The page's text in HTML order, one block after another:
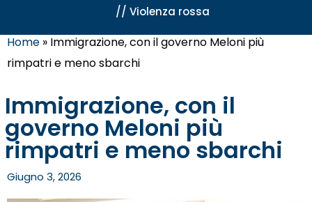
// Violenza rossa
Home » Immigrazione, con il governo Meloni più
rimpatri e meno sbarchi
Immigrazione, con il
governo Meloni più
rimpatri e meno sbarchi
Giugno 3, 2026